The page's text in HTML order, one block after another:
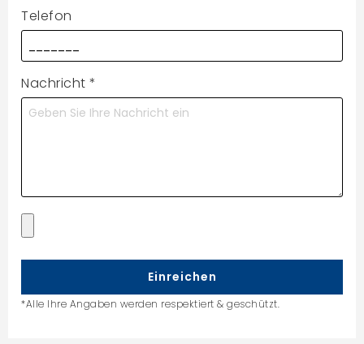
Telefon
Nachricht *
Einreichen
*Alle Ihre Angaben werden respektiert & geschützt.